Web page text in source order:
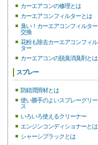
カーエアコンの修理とは
カーエアコンフィルターとは
臭い！カーエアコンフィルター
交換
花粉も除去カーエアコンフィル
ター
カーエアコンの脱臭消臭剤とは
スプレー
防錆潤滑材とは
使い勝手のよいスプレーグリー
ス
いろいろ使えるクリーナー
エンジンコンディショナーとは
シャーシブラックとは